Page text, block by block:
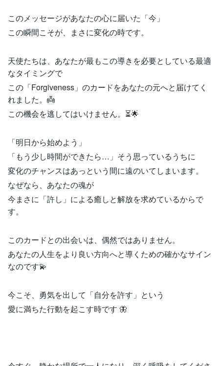
このメッセージがあなたの心に届いた「今」
この瞬間こそが、まさに変化の時です。
天使たちは、あなたが最もこの導きを必要としている最適
なタイミングで
この「Forgiveness」のカードをあなたの元へと届けてく
れました。👼
この機会を逃してはいけません。⏳🌟
「明日から始めよう」
「もう少し時間ができたら…」そう思っているうちに
変化のチャンスはあっという間に遠のいてしまいます。
なぜなら、あなたの魂が
今まさに「許し」による癒しと解放を求めているからで
す。
このカードとの出会いは、偶然ではありません。
あなたの人生をより良い方向へと導くための確かなサイン
なのです💫
今こそ、勇気を出して「自分を許す」という
愛に満ちた行動を起こす時です 🦋